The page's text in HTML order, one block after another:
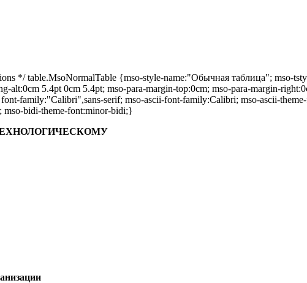
*/ table.MsoNormalTable {mso-style-name:"Обычная таблица"; mso-
alt:0cm 5.4pt 0cm 5.4pt; mso-para-margin-top:0cm; mso-para-margin-
family:"Calibri",sans-serif; mso-ascii-font-family:Calibri; mso-ascii-
bidi-theme-font:minor-bidi;}